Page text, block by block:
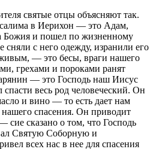
святые отцы объясняют так.
в Иерихон — это Адам,
Божия и пошел по жизненному
сняли с него одежду, изранили его
— это бесы, враги нашего
грехами и пороками ранят
— это Господь наш Иисус
весь род человеческий. Он
и вино — то есть дает нам
нашего спасения. Он приводит
сие сказано о том, что Господь
Святую Соборную и
всех нас в нее для спасения